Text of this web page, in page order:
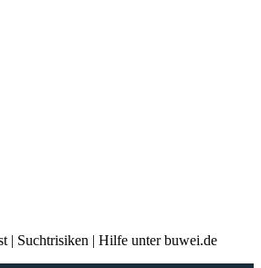
| Suchtrisiken | Hilfe unter buwei.de